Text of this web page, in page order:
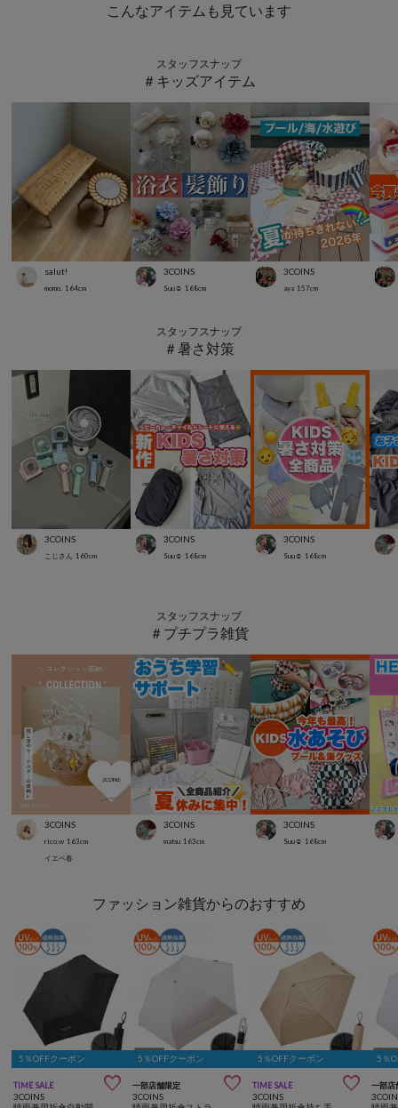
こんなアイテムも見ています
スタッフスナップ
＃キッズアイテム
salut!
momo. 164cm
3COINS
Suu☺︎ 168cm
3COINS
aya 157cm
スタッフスナップ
＃暑さ対策
3COINS
こじさん 160cm
3COINS
Suu☺︎ 168cm
3COINS
Suu☺︎ 168cm
スタッフスナップ
＃プチプラ雑貨
3COINS
rico.w 163cm
イエベ春
3COINS
matsu 163cm
3COINS
Suu☺︎ 168cm
ファッション雑貨からのおすすめ
5％OFFクーポン
TIME SALE 
3COINS
5％OFFクーポン
一部店舗限定 
3COINS
5％OFFクーポン
TIME SALE 
3COINS
5％
一部店